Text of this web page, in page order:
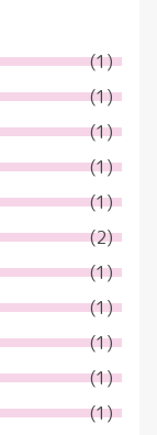
(1)
(1)
(1)
(1)
(1)
(2)
(1)
(1)
(1)
(1)
(1)